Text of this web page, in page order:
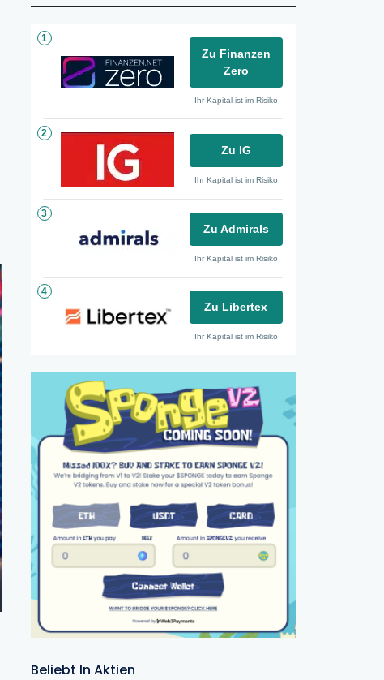
1
Zu Finanzen
Zero
Ihr Kapital ist im Risiko
2
Zu IG
Ihr Kapital ist im Risiko
3
Zu Admirals
Ihr Kapital ist im Risiko
4
Zu Libertex
Ihr Kapital ist im Risiko
Beliebt In Aktien